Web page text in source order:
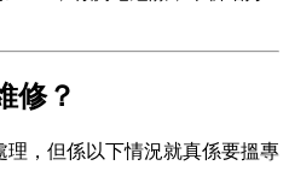
修？
，但係以下情況就真係要搵專